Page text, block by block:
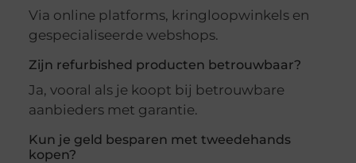
Via online platforms, kringloopwinkels en
gespecialiseerde webshops.
Zijn refurbished producten betrouwbaar?
Ja, vooral als je koopt bij betrouwbare
aanbieders met garantie.
Kun je geld besparen met tweedehands
kopen?